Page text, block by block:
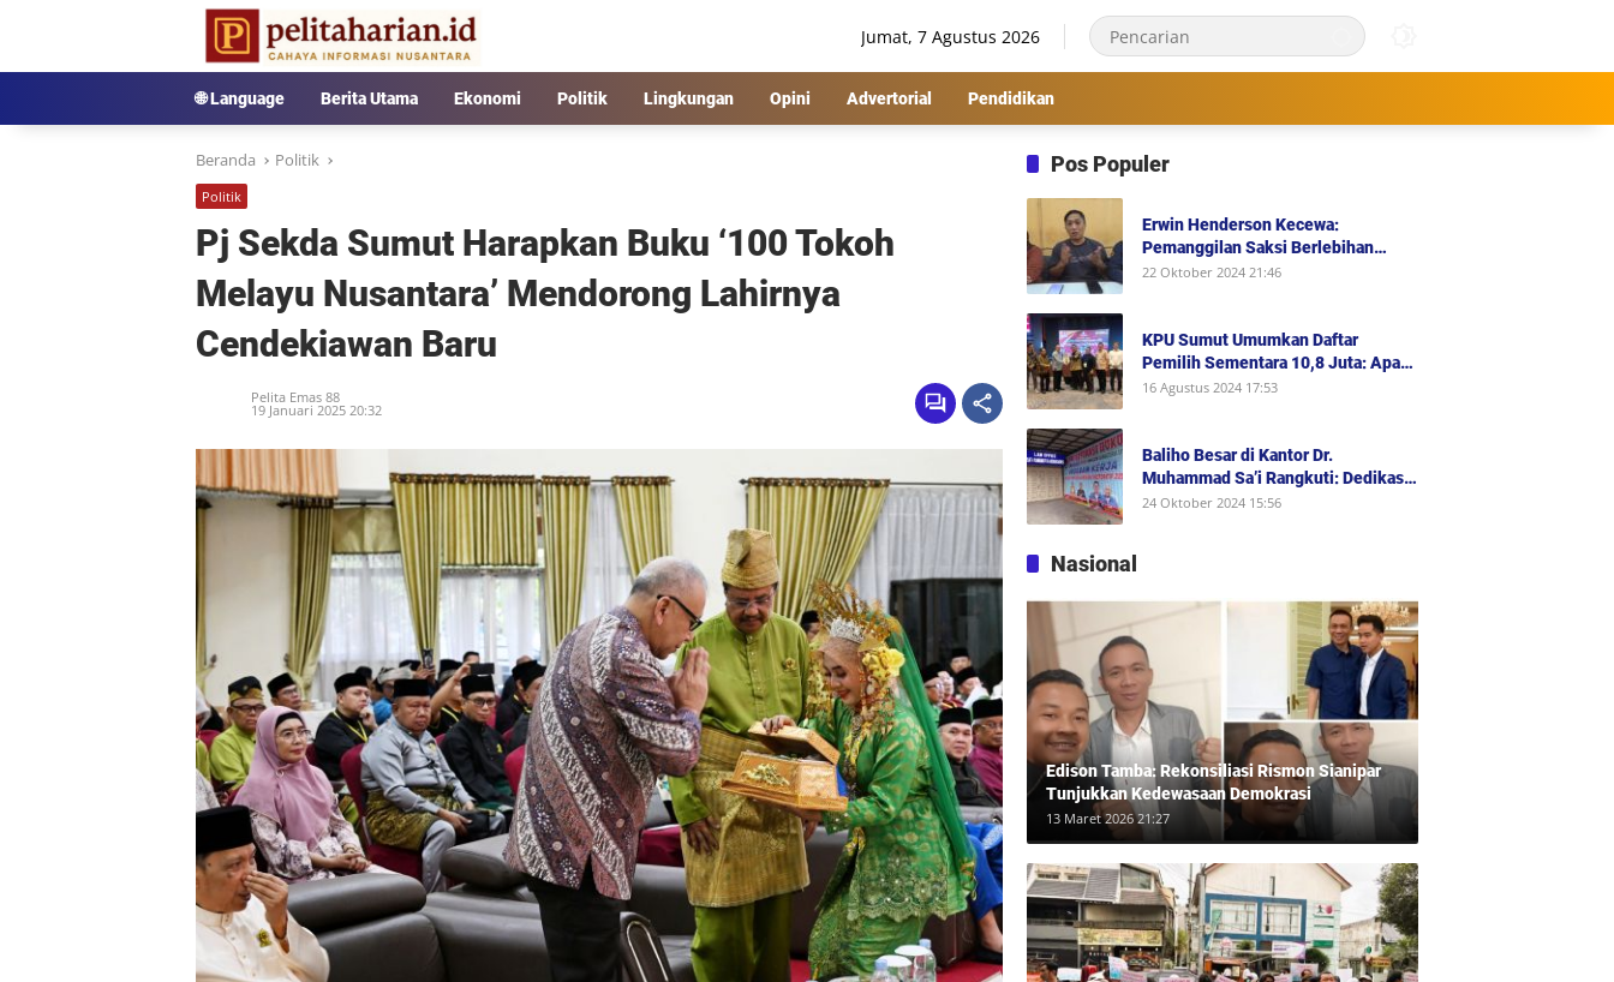
Jumat, 7 Agustus 2026
🌐 Language Berita Utama Ekonomi Politik Lingkungan Opini Advertorial Pendidikan
Beranda Politik
Politik
Pj Sekda Sumut Harapkan Buku ‘100 Tokoh
Melayu Nusantara’ Mendorong Lahirnya
Cendekiawan Baru
Pelita Emas 88
19 Januari 2025 20:32
Pos Populer
Erwin Henderson Kecewa:
Pemanggilan Saksi Berlebihan
dalam Kasus KDRT, Padahal Dirinya
Pelapor Atau Orang yang Dilaporkan
Dalam Perkara
22 Oktober 2024 21:46
KPU Sumut Umumkan Daftar
Pemilih Sementara 10,8 Juta: Apa
Artinya untuk Pilkada 2024?
16 Agustus 2024 17:53
Baliho Besar di Kantor Dr.
Muhammad Sa’i Rangkuti: Dedikasi
Advokasi Hukum dan Dukungan
24 Oktober 2024 15:56
Nasional
Edison Tamba: Rekonsiliasi Rismon Sianipar
Tunjukkan Kedewasaan Demokrasi
13 Maret 2026 21:27